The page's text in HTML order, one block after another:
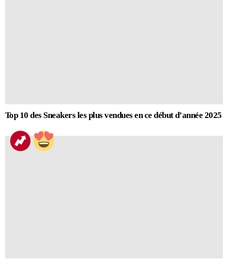
Top 10 des Sneakers les plus vendues en ce début d’année 2025